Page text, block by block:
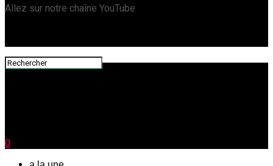
Allez sur notre chaîne YouTube
0